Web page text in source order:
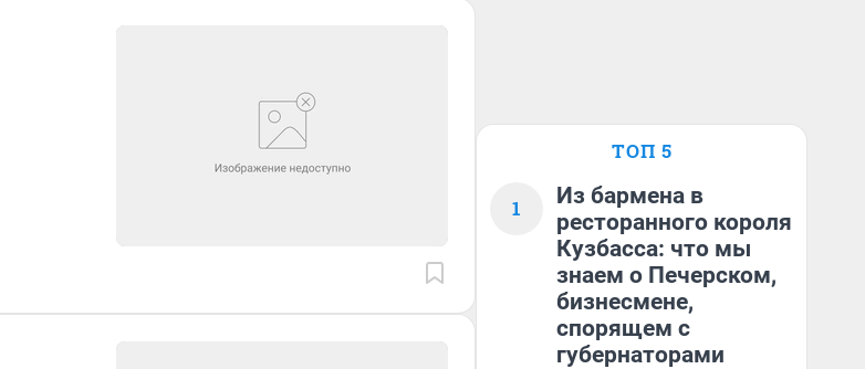
ТОП 5
1
Из бармена в
ресторанного короля
Кузбасса: что мы
знаем о Печерском,
бизнесмене,
спорящем с
губернаторами